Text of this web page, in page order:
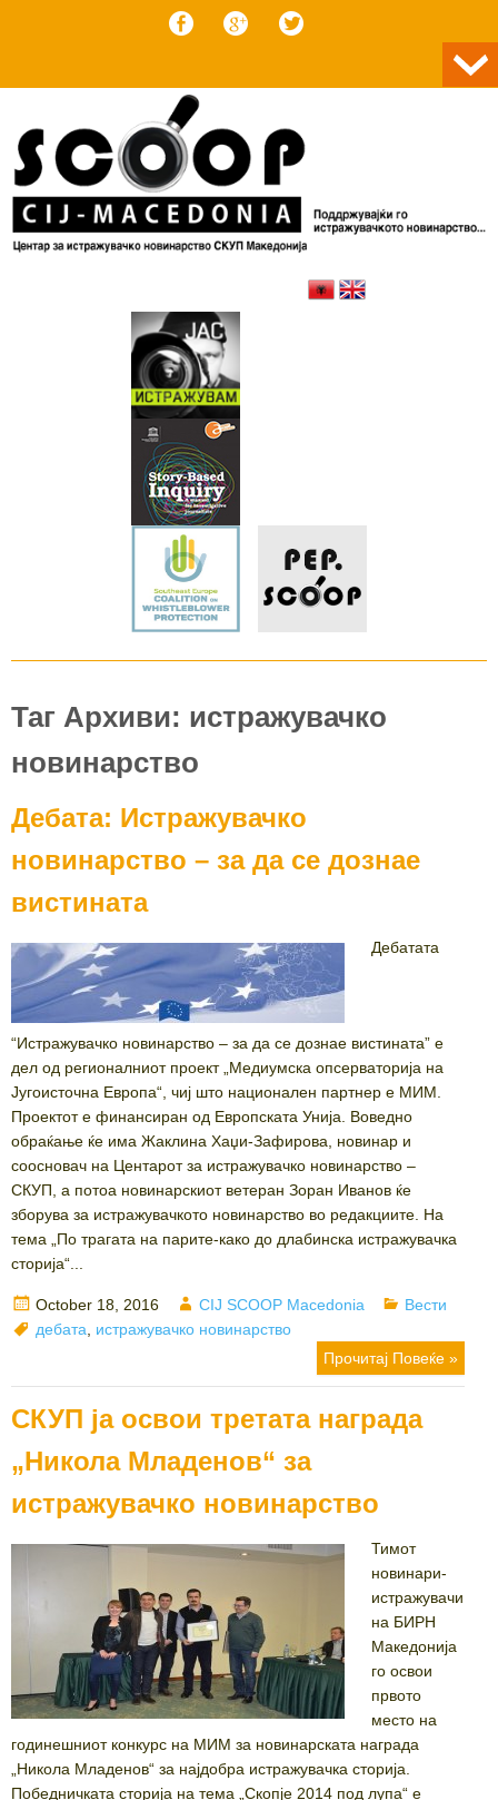
Таг Архиви: истражувачко
новинарство
Дебата: Истражувачко
новинарство – за да се дознае
вистината
Дебатата
“Истражувачко новинарство – за да се дознае вистината” е
дел од регионалниот проект „Медиумска опсерваторија на
Југоисточна Европа“, чиј што национален партнер е МИМ.
Проектот е финансиран од Европската Унија. Воведно
обраќање ќе има Жаклина Хаџи-Зафирова, новинар и
соосновач на Центарот за истражувачко новинарство –
СКУП, а потоа новинарскиот ветеран Зоран Иванов ќе
зборува за истражувачкото новинарство во редакциите. На
тема „По трагата на парите-како до длабинска истражувачка
сторија“...
Posted
on
October 18, 2016 Author
CIJ SCOOP Macedonia Categories
Вести
Tags
дебата
истражувачко новинарство
Прочитај Повеќе »
СКУП ја освои третата награда
„Никола Младенов“ за
истражувачко новинарство
Тимот
новинари-
истражувачи
на БИРН
Македонија
го освои
првото
место на
годинешниот конкурс на МИМ за новинарската награда
„Никола Младенов“ за најдобра истражувачка сторија.
Победничката сторија на тема „Скопје 2014 под лупа“ е